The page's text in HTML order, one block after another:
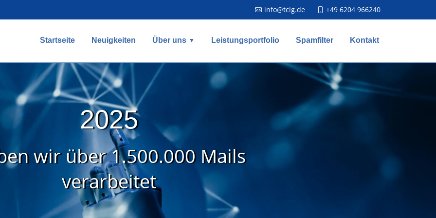
info@tcig.de +49 6204 966240
Startseite Neuigkeiten Über uns Leistungsportfolio Spamfilter Kontakt
2025
wir über 1.500.000 Mails
verarbeitet